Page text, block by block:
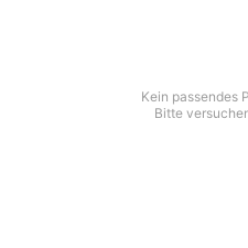
Kein passendes
Bitte